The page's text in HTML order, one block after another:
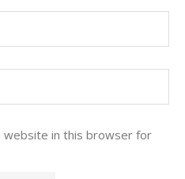
website in this browser for